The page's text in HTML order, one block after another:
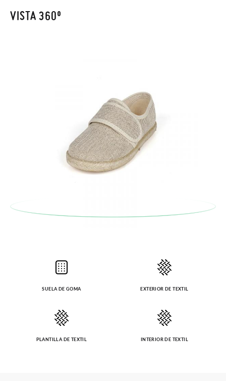
recogeremos la primera, sin gastos, en unos pocos días!
VISTA 360º
SUELA DE GOMA EXTERIOR DE TEXTIL
PLANTILLA DE TEXTIL INTERIOR DE TEXTIL